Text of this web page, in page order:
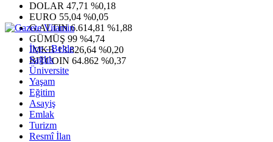
DOLAR 47,71 %0,18
EURO 55,04 %0,05
G.ALTIN6.614,81 %1,88
GÜMÜŞ 99 %4,74
IMKB13.826,64 %0,20
BITCOIN 64.862 %0,37
İlçe - Belde
Sağlık
Üniversite
Yaşam
Eğitim
Asayiş
Emlak
Turizm
Resmî İlan